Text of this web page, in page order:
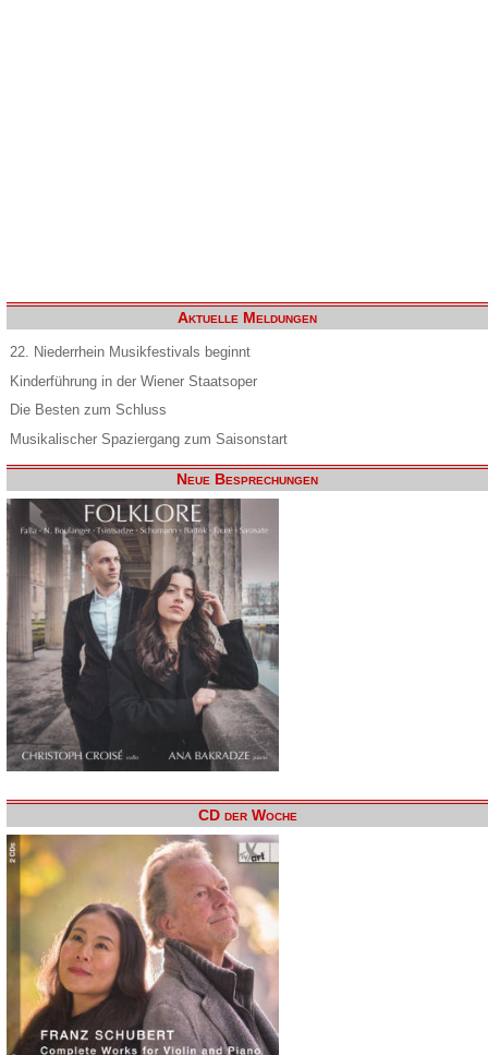
Aktuelle Meldungen
22. Niederrhein Musikfestivals beginnt
Kinderführung in der Wiener Staatsoper
Die Besten zum Schluss
Musikalischer Spaziergang zum Saisonstart
Neue Besprechungen
CD der Woche